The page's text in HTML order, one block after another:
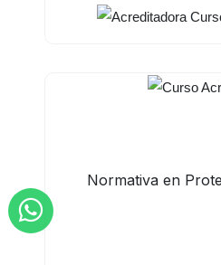
Normativa en